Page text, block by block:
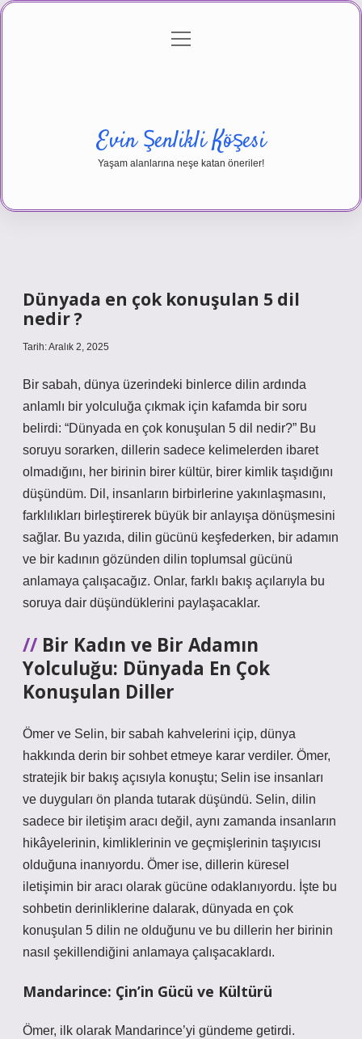
Gizlilik Politikası
menüyü
Evin Şenlikli Köşesi
Yaşam alanlarına neşe katan öneriler!
Dünyada en çok konuşulan 5 dil
nedir ?
Tarih: Aralık 2, 2025
Bir sabah, dünya üzerindeki binlerce dilin ardında
anlamlı bir yolculuğa çıkmak için kafamda bir soru
belirdi: “Dünyada en çok konuşulan 5 dil nedir?” Bu
soruyu sorarken, dillerin sadece kelimelerden ibaret
olmadığını, her birinin birer kültür, birer kimlik taşıdığını
düşündüm. Dil, insanların birbirlerine yakınlaşmasını,
farklılıkları birleştirerek büyük bir anlayışa dönüşmesini
sağlar. Bu yazıda, dilin gücünü keşfederken, bir adamın
ve bir kadının gözünden dilin toplumsal gücünü
anlamaya çalışacağız. Onlar, farklı bakış açılarıyla bu
soruya dair düşündüklerini paylaşacaklar.
Bir Kadın ve Bir Adamın
Yolculuğu: Dünyada En Çok
Konuşulan Diller
Ömer ve Selin, bir sabah kahvelerini içip, dünya
hakkında derin bir sohbet etmeye karar verdiler. Ömer,
stratejik bir bakış açısıyla konuştu; Selin ise insanları
ve duyguları ön planda tutarak düşündü. Selin, dilin
sadece bir iletişim aracı değil, aynı zamanda insanların
hikâyelerinin, kimliklerinin ve geçmişlerinin taşıyıcısı
olduğuna inanıyordu. Ömer ise, dillerin küresel
iletişimin bir aracı olarak gücüne odaklanıyordu. İşte bu
sohbetin derinliklerine dalarak, dünyada en çok
konuşulan 5 dilin ne olduğunu ve bu dillerin her birinin
nasıl şekillendiğini anlamaya çalışacaklardı.
Mandarince: Çin’in Gücü ve Kültürü
Ömer, ilk olarak Mandarince’yi gündeme getirdi.